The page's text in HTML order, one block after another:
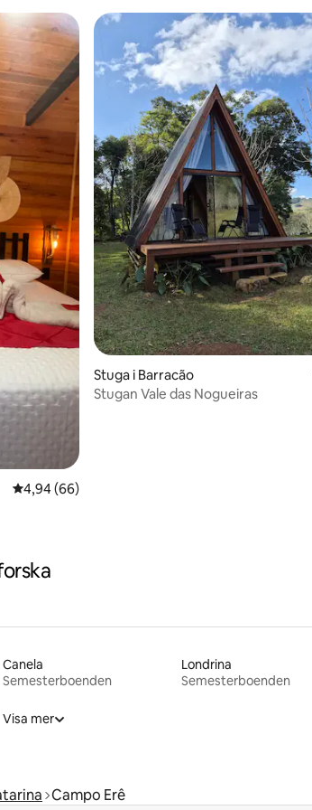
4,94 av 5 i genomsnittligt betyg, 66 omdömen
4,94 (66)
Stuga i Barracão
Stugan Vale das Nogueiras
Canela
Semesterboenden
Londrina
Semesterboenden
Visa mer
Campo Erê